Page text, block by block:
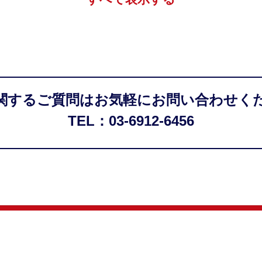
するご質問はお気軽にお問い合わせく
TEL：03-6912-6456